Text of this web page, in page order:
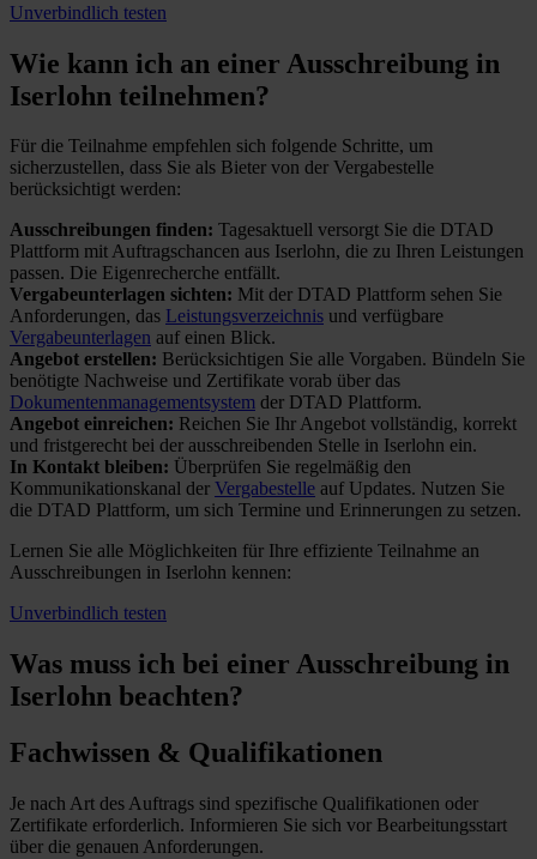
Unverbindlich testen
Wie kann ich an einer Ausschreibung in
Iserlohn teilnehmen?
Für die Teilnahme empfehlen sich folgende Schritte, um
sicherzustellen, dass Sie als Bieter von der Vergabestelle
berücksichtigt werden:
Ausschreibungen finden: Tagesaktuell versorgt Sie die DTAD
Plattform mit Auftragschancen aus Iserlohn, die zu Ihren Leistungen
passen. Die Eigenrecherche entfällt.
Vergabeunterlagen sichten: Mit der DTAD Plattform sehen Sie
Anforderungen, das Leistungsverzeichnis und verfügbare
Vergabeunterlagen auf einen Blick.
Angebot erstellen: Berücksichtigen Sie alle Vorgaben. Bündeln Sie
benötigte Nachweise und Zertifikate vorab über das
Dokumentenmanagementsystem der DTAD Plattform.
Angebot einreichen: Reichen Sie Ihr Angebot vollständig, korrekt
und fristgerecht bei der ausschreibenden Stelle in Iserlohn ein.
In Kontakt bleiben: Überprüfen Sie regelmäßig den
Kommunikationskanal der Vergabestelle auf Updates. Nutzen Sie
die DTAD Plattform, um sich Termine und Erinnerungen zu setzen.
Lernen Sie alle Möglichkeiten für Ihre effiziente Teilnahme an
Ausschreibungen in Iserlohn kennen:
Unverbindlich testen
Was muss ich bei einer Ausschreibung in
Iserlohn beachten?
Fachwissen & Qualifikationen
Je nach Art des Auftrags sind spezifische Qualifikationen oder
Zertifikate erforderlich. Informieren Sie sich vor Bearbeitungsstart
über die genauen Anforderungen.